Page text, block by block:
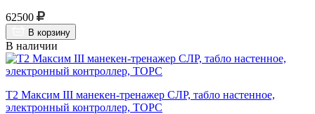
62500
В корзину
В наличии
Т2 Максим III манекен-тренажер СЛР, табло настенное,
электронный контроллер, ТОРС